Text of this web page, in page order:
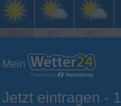
32°C 33°C 28°C
Tiefsttemperatur Aktuelle Temperatur
Mein
Jetzt eintragen -